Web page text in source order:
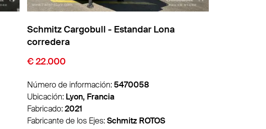
Schmitz Cargobull - Estandar Lona
corredera
€ 22.000
Número de información:5470058
Ubicación: Lyon, Francia
Fabricado:2021
Fabricante de los Ejes:Schmitz ROTOS